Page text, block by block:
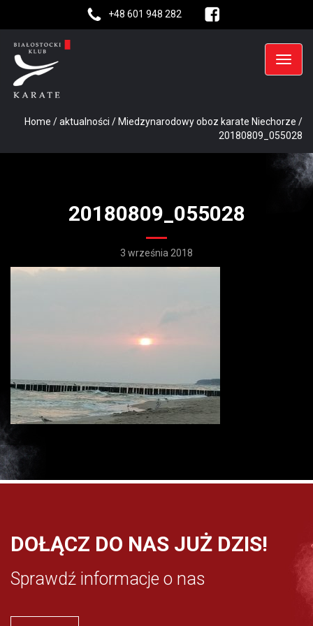
+48 601 948 282
Home /aktualności /Miedzynarodowy oboz karate Niechorze /
20180809_055028
20180809_055028
3 września 2018
DOŁĄCZ DO NAS JUŻ DZIS!
Sprawdź informacje o nas